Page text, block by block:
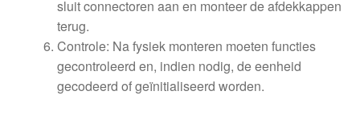
sluit connectoren aan en monteer de afdekkappen
terug.
Controle: Na fysiek monteren moeten functies
gecontroleerd en, indien nodig, de eenheid
gecodeerd of geïnitialiseerd worden.